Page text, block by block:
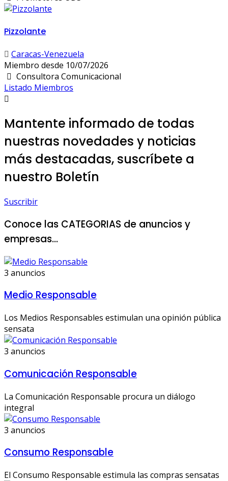
Pizzolante
Caracas-Venezuela
Miembro desde 10/07/2026
Consultora Comunicacional
Listado Miembros
Mantente informado de todas
nuestras novedades y noticias
más destacadas, suscríbete a
nuestro Boletín
Suscribir
Conoce las CATEGORIAS de anuncios y
empresas...
3 anuncios
Medio Responsable
Los Medios Responsables estimulan una opinión pública
sensata
3 anuncios
Comunicación Responsable
La Comunicación Responsable procura un diálogo
integral
3 anuncios
Consumo Responsable
El Consumo Responsable estimula las compras sensatas